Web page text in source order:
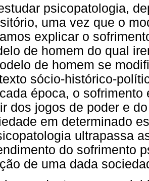
psicopatologia,
uma vez que o
explicar o
de homem do qual
de homem se
sócio-histórico-
época, o
dos jogos de poder e
em determinado
ultrapassa
do sofrimento
de uma dada